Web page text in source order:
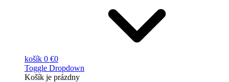
košík 0 €0
Toggle Dropdown
Košík je prázdny